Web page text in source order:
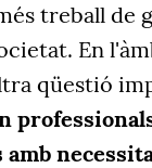
treball de
En
qüestió